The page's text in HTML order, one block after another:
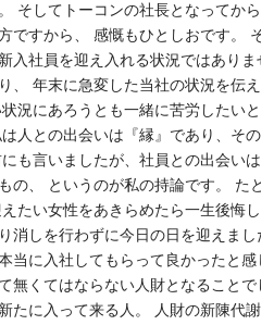
そしてトーコンの社長となってから
ですから、 感慨もひとしおです。 そ
入社員を迎え入れる状況ではありま
、 年末に急変した当社の状況を伝え
況にあろうとも一緒に苦労したいと
人との出会いは『縁』であり、その
も言いましたが、社員との出会いは
の、 というのが私の持論です。 たと
たい女性をあきらめたら一生後悔し
消しを行わずに今日の日を迎えまし
当に入社してもらって良かったと感
無くてはならない人財となることで
たに入って来る人。 人財の新陳代謝